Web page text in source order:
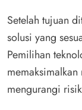
Setelah tujuan
solusi yang
Pemilihan
mengurangi